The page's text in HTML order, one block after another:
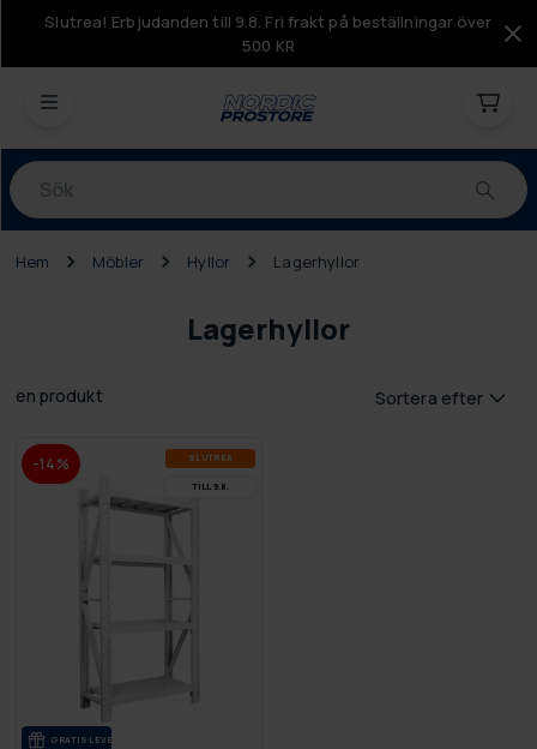
Slutrea! Erbjudanden till 9.8. Fri frakt på beställningar över
500 KR
Produkter
Hem Möbler Hyllor Lagerhyllor
Lagerhyllor
en produkt Sortera efter
-14% SLUT­REA
TILL 9.8.
GRA­TIS LE­VE­RANS